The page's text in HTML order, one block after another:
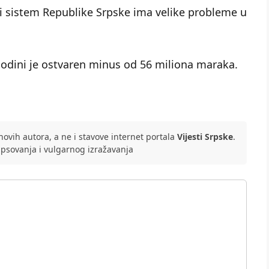
Republike Srpske ima velike probleme u
je ostvaren minus od 56 miliona maraka.
autora, a ne i stavove internet portala Vijesti Srpske.
i vulgarnog izražavanja